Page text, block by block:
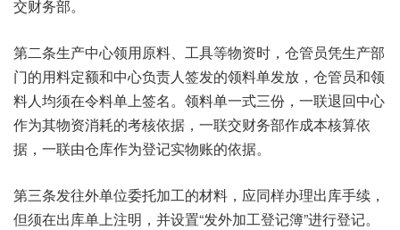
交财务部。
第二条生产中心领用原料、工具等物资时，仓管员凭生产部
门的用料定额和中心负责人签发的领料单发放，仓管员和领
料人均须在令料单上签名。领料单一式三份，一联退回中心
作为其物资消耗的考核依据，一联交财务部作成本核算依
据，一联由仓库作为登记实物账的依据。
第三条发往外单位委托加工的材料，应同样办理出库手续，
但须在出库单上注明，并设置“发外加工登记簿”进行登记。